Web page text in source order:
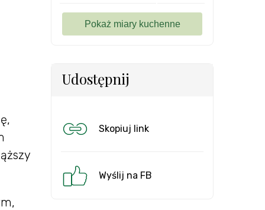
Udostępnij
Skopiuj link
Wyślij na FB